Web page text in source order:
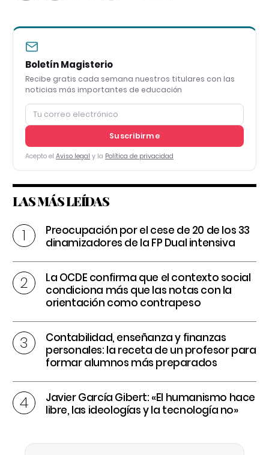
Boletín Magisterio
Recibe gratis cada semana nuestros titulares con las
noticias más importantes de educación
Suscribirme
Acepto el Aviso legal y la Política de privacidad
LAS MÁS LEÍDAS
Preocupación por el cese de 20 de los 33
dinamizadores de la FP Dual intensiva
La OCDE confirma que el contexto social
condiciona más que las notas con la
orientación como contrapeso
Contabilidad, enseñanza y finanzas
personales: la receta de un profesor para
formar alumnos más preparados
Javier García Gibert: «El humanismo hace
libre, las ideologías y la tecnología no»